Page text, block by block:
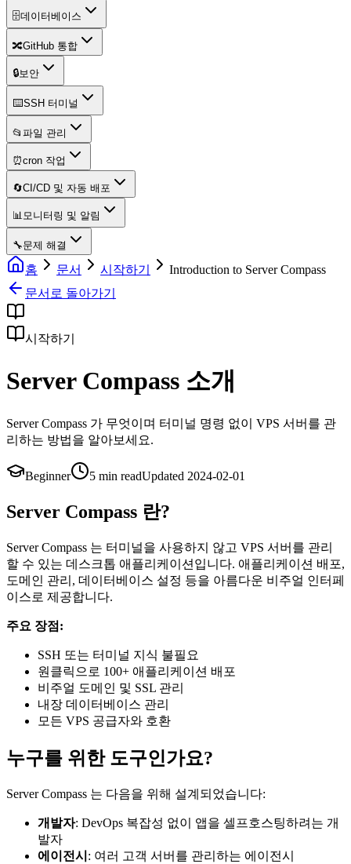
🗄️데이터베이스
🔀GitHub 통합
🔒보안
⌨️SSH 터미널
📂 파일 관리
⏰cron 작업
🔄CI/CD 및 자동 배포
📊모니터링 및 알림
🔧문제 해결
홈 문서 시작하기
Introduction to Server Compass
문서로 돌아가기
시작하기
Server Compass 소개
Server Compass 가 무엇이며 터미널 명령 없이 VPS 서버를 관
리하는 방법을 알아보세요.
Beginner 5 min readUpdated 2024-02-01
Server Compass 란?
Server Compass 는 터미널을 사용하지 않고 VPS 서버를 관리
할 수 있는 데스크톱 애플리케이션입니다. 애플리케이션 배포,
도메인 관리, 데이터베이스 설정 등을 아름다운 비주얼 인터페
이스로 제공합니다.
주요 장점:
SSH 또는 터미널 지식 불필요
원클릭으로 100+ 애플리케이션 배포
비주얼 도메인 및 SSL 관리
내장 데이터베이스 관리
모든 VPS 공급자와 호환
누구를 위한 도구인가요?
Server Compass 는 다음을 위해 설계되었습니다:
개발자: DevOps 복잡성 없이 앱을 셀프호스팅하려는 개
발자
에이전시 : 여러 고객 서버를 관리하는 에이전시